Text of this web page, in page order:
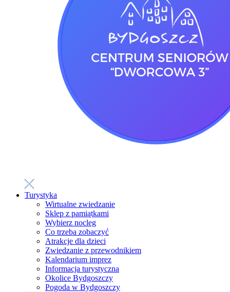
Turystyka
Wirtualne zwiedzanie
Sklep z pamiątkami
Wybierz nocleg
Co trzeba zobaczyć
Atrakcje dla dzieci
Zwiedzanie z przewodnikiem
Kalendarium imprez
Informacja turystyczna
Okolice Bydgoszczy
Pogoda w Bydgoszczy